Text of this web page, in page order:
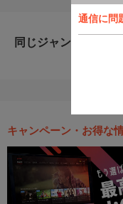
通信に問
同じジャンルのおす
キャンペーン・お得な